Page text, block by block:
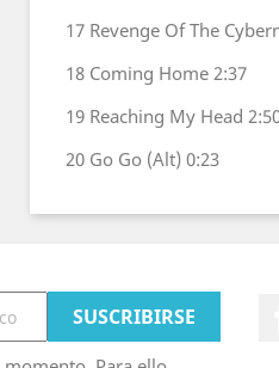
17 Revenge Of The
18 Coming Home 2:37
19 Reaching My Head
20 Go Go (Alt) 0:23